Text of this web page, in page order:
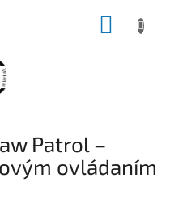
Patrol –
ovládaním